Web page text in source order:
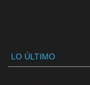
LO ÚLTIMO